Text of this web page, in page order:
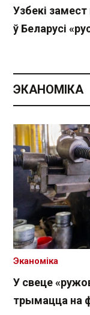
Узбекі
ў Беларусі
ЭКАНОМІКА
У свеце
трымацца на
Эканоміка